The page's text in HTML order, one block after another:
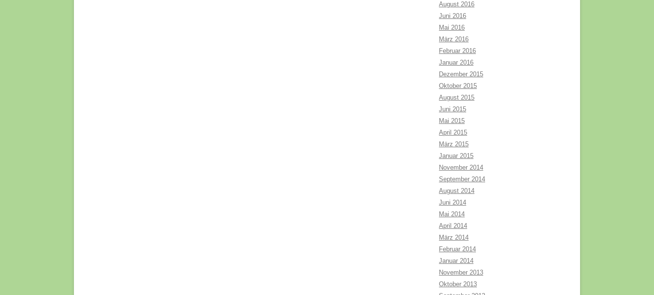
August 2016
Juni 2016
Mai 2016
März 2016
Februar 2016
Januar 2016
Dezember 2015
Oktober 2015
August 2015
Juni 2015
Mai 2015
April 2015
März 2015
Januar 2015
November 2014
September 2014
August 2014
Juni 2014
Mai 2014
April 2014
März 2014
Februar 2014
Januar 2014
November 2013
Oktober 2013